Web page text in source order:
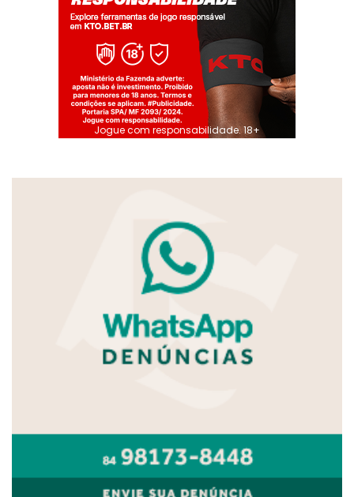
Jogue com responsabilidade. 18+